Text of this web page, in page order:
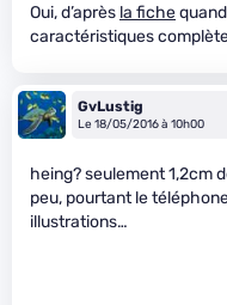
Oui, d’après la fiche
caractéristiques
GvLustig
Le 18/05/2016 à 10h00
heing? seulement 1,2cm
peu, pourtant le
illustrations…